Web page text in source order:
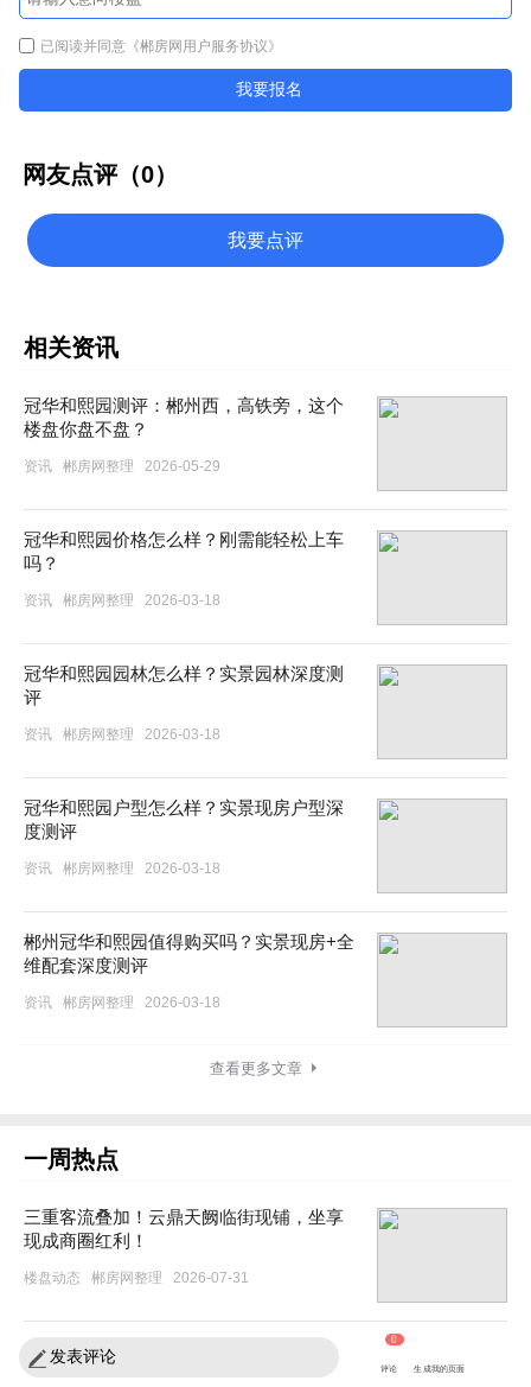
已阅读并同意 《郴房网用户服务协议》
我要报名
网友点评（0）
我要点评
相关资讯
冠华和熙园测评：郴州西，高铁旁，这个
楼盘你盘不盘？
资讯 郴房网整理 2026-05-29
冠华和熙园价格怎么样？刚需能轻松上车
吗？
资讯 郴房网整理 2026-03-18
冠华和熙园园林怎么样？实景园林深度测
评
资讯 郴房网整理 2026-03-18
冠华和熙园户型怎么样？实景现房户型深
度测评
资讯 郴房网整理 2026-03-18
郴州冠华和熙园值得购买吗？实景现房+全
维配套深度测评
资讯 郴房网整理 2026-03-18
查看更多文章
一周热点
三重客流叠加！云鼎天阙临街现铺，坐享
现成商圈红利！
楼盘动态 郴房网整理 2026-07-31
超出圈！月伴湾约98㎡田园精装三房实景
呈现
发表评论
评论
0
生成我的页面